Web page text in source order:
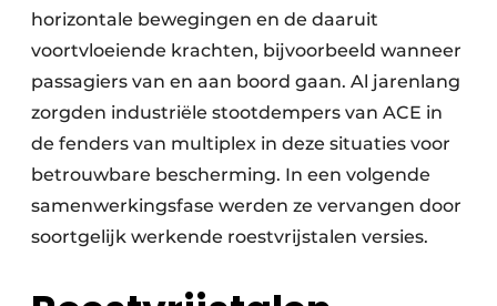
horizontale bewegingen en de daaruit
voortvloeiende krachten, bijvoorbeeld wanneer
passagiers van en aan boord gaan. Al jarenlang
zorgden industriële stootdempers van ACE in
de fenders van multiplex in deze situaties voor
betrouwbare bescherming. In een volgende
samenwerkingsfase werden ze vervangen door
soortgelijk werkende roestvrijstalen versies.